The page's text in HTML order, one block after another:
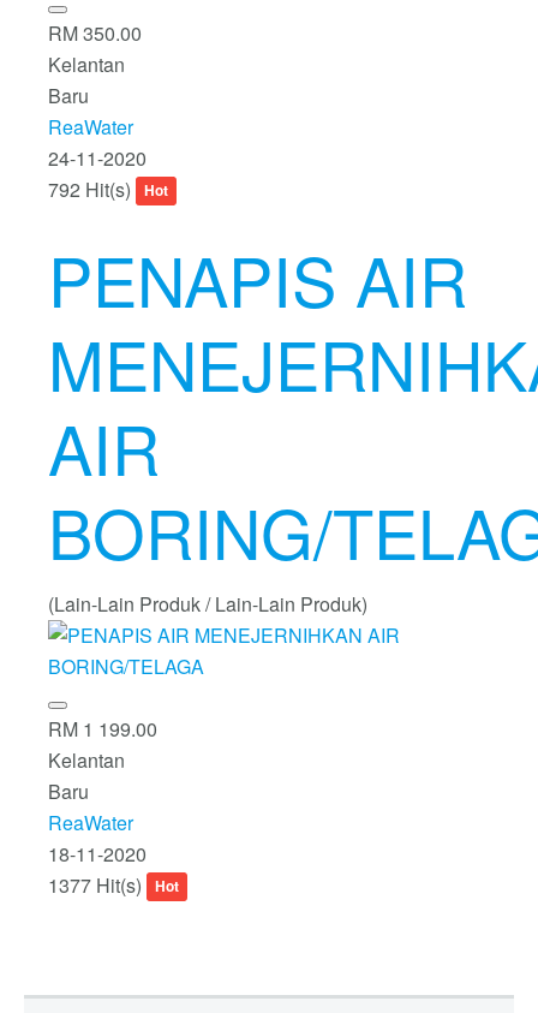
RM 350.00
Kelantan
Baru
ReaWater
24-11-2020
792 Hit(s)
Hot
PENAPIS AIR
AIR
BORING/
(Lain-Lain Produk / Lain-Lain Produk)
RM 1 199.00
Kelantan
Baru
ReaWater
18-11-2020
1377 Hit(s)
Hot